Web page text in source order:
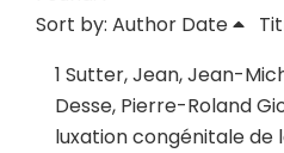
Sort by: Author Date
1 Sutter, Jean, Jean-
Desse, Pierre-Roland
luxation congénitale de